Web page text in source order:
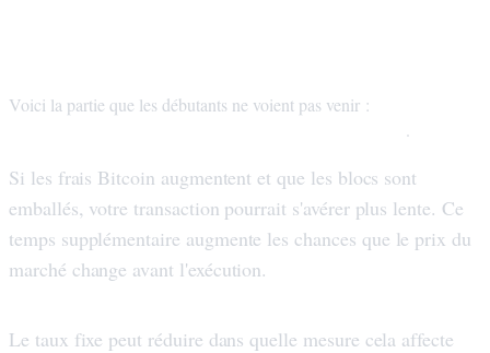
Voici la partie que les débutants ne voient pas venir :
Si les frais Bitcoin augmentent et que les blocs sont
emballés, votre transaction pourrait s'avérer plus lente. Ce
temps supplémentaire augmente les chances que le prix du
marché change avant l'exécution.
Le taux fixe peut réduire dans quelle mesure cela affecte